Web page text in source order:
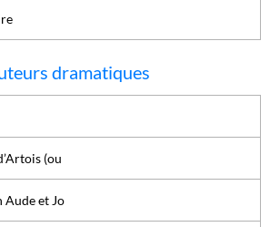
dramatiques
(ou
Aude et Jo